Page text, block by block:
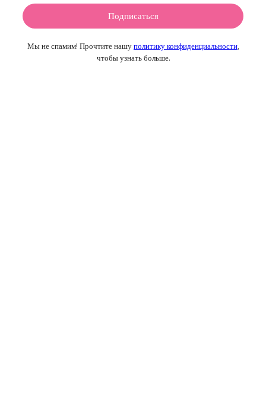
Мы не спамим! Прочтите нашу политику конфиденциальности
чтобы узнать больше.